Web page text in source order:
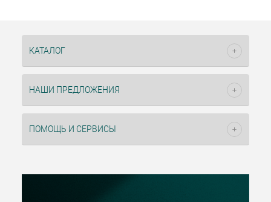
КАТАЛОГ
НАШИ ПРЕДЛОЖЕНИЯ
ПОМОЩЬ И СЕРВИСЫ